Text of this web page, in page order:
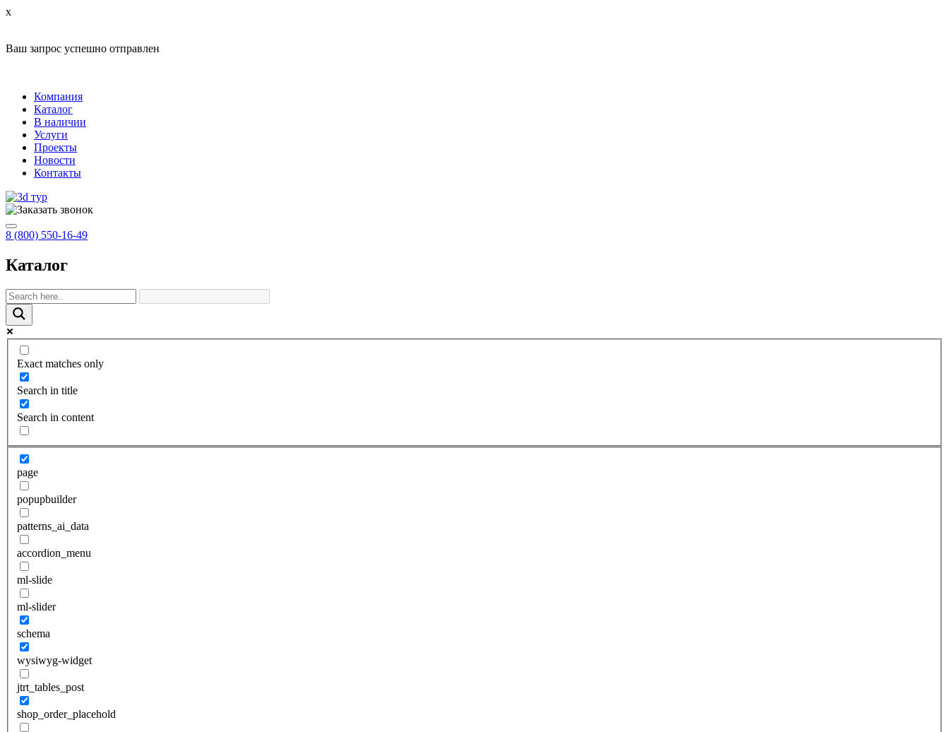
x
Ваш запрос успешно отправлен
Компания
Каталог
В наличии
Услуги
Проекты
Новости
Контакты
8 (800) 550-16-49
Каталог
Exact matches only
Search in title
Search in content
page
popupbuilder
patterns_ai_data
accordion_menu
ml-slide
ml-slider
schema
wysiwyg-widget
jtrt_tables_post
shop_order_placehold